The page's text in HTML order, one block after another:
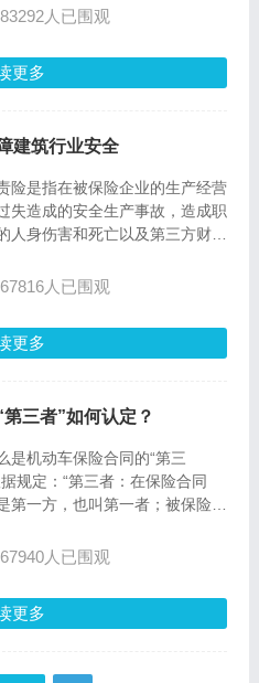
与被保险人之外的，因保险车辆
下的受害人是...
83292人已围观
更多
建筑行业安全
是指在被保险企业的生产经营
失造成的安全生产事故，造成职
人身伤害和死亡以及第三方财产
标客户：施工总承包企业
用） ...
67816人已围观
更多
三者”如何认定？
机动车保险合同的“第三
定：“第三者：在保险合同
第一方，也叫第一者；被保险人
与被保险人之外的，因保险车辆
下的受害人是...
67940人已围观
更多